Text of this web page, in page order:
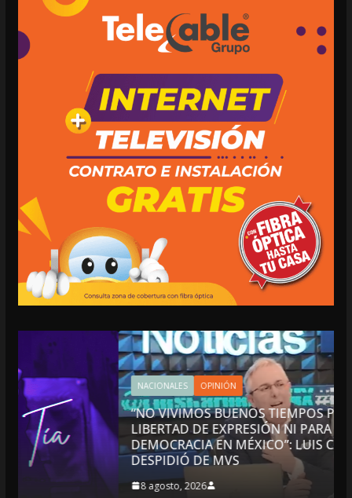
NACIONALES OPINIÓN
“NO VIVIMOS BUENOS TIEMPOS PARA LA
LIBERTAD DE EXPRESIÓN NI PARA LA
DEMOCRACIA EN MÉXICO”: LUIS CÁRDENAS; SE
DESPIDIÓ DE MVS
8 agosto, 2026